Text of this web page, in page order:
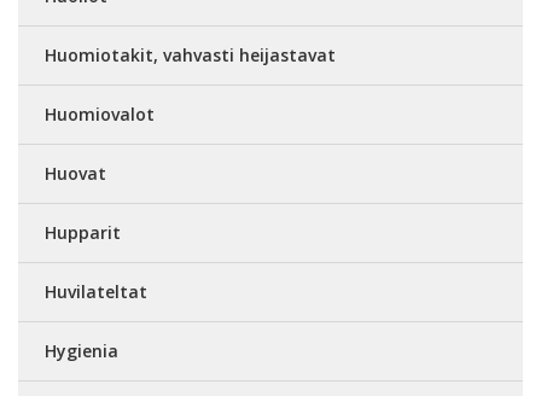
Huomiotakit, vahvasti heijastavat
Huomiovalot
Huovat
Hupparit
Huvilateltat
Hygienia